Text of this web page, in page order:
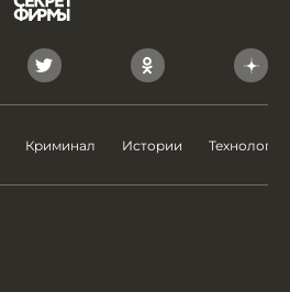
Криминал Истории Технологии